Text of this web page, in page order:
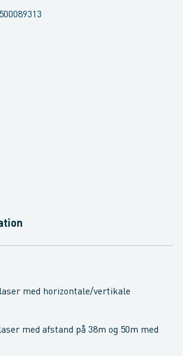
500089313
med horizontale/vertikale
med afstand på 38m og 50m med